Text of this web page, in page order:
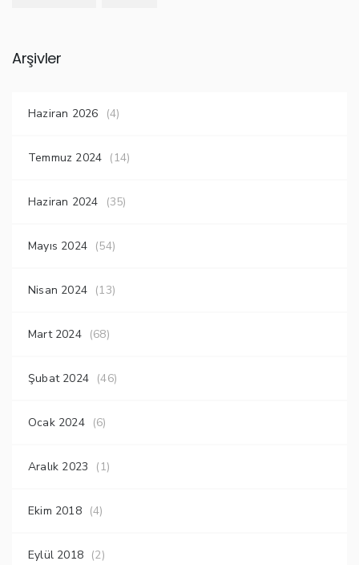
Arşivler
Haziran 2026 (4)
Temmuz 2024 (14)
Haziran 2024 (35)
Mayıs 2024 (54)
Nisan 2024 (13)
Mart 2024 (68)
Şubat 2024 (46)
Ocak 2024 (6)
Aralık 2023 (1)
Ekim 2018 (4)
Eylül 2018 (2)